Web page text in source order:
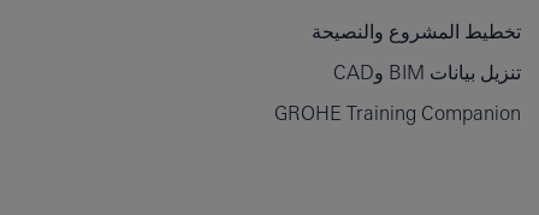
تخطيط المشروع والنصيحة
تنزيل بيانات BIM وCAD
GROHE Training Companion